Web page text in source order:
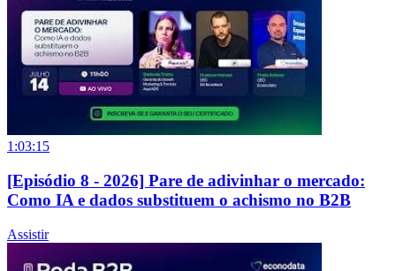
1:03:15
[Episódio 8 - 2026] Pare de adivinhar o mercado:
Como IA e dados substituem o achismo no B2B
Assistir